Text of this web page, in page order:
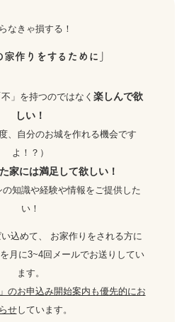
なきゃ損する！
家作りをするために」
」を持つのではなく 楽しんで欲
しい！
、自分のお城を作れる機会です
よ！？）
家には満足して欲しい！
知識や経験や情報をご提供した
い！
込めて、 お家作りをされる方に
月に3~4回メールでお送りしてい
ます。
のお申込み開始案内も優先的にお
せしています。